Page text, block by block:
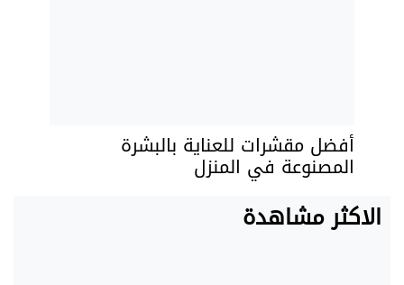
أفضل مقشرات للعناية بالبشرة
المصنوعة في المنزل
الاكثر مشاهدة